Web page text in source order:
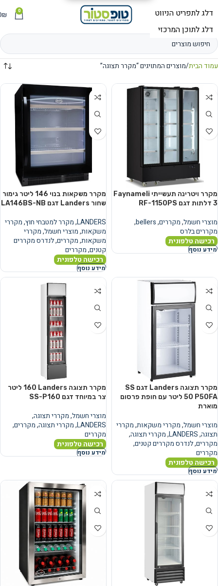
תפריט 0
₪
עמוד הבית מוצרים המתויגים “מקרר תצוגה”
מקרר ויטרינה תעשייתי Faynameli
3 דלתות דגם RF-1150PS
מוצרי חשמל,מקררים,
bellers
,
מקררים בלרס
רכישה טלפונית
מידע נוסף
מקרר משקאות בנוי ‏146 ‏ליטר גימור
שחור Landers דגם LA146BS-NB
LANDERS
,מקרר למטבחי חוץ,מקררי
משקאות,מוצרי חשמל,מקררי
משקאות,מקררים,לנדרס מקררים
קטנים,מקררים
רכישה טלפונית
מידע נוסף
מקרר תצוגה Landers דגם SS
P50FA ‏50 ‏ליטר עם חופת פרסום
מוארת
מוצרי חשמל,מקררי משקאות,מקררי
תצוגה,
LANDERS
,מקררי תצוגה,
מקררים,לנדרס מקררים קטנים,
מקררים
רכישה טלפונית
מידע נוסף
מקרר תצוגה Landers ‏160 ‏ליטר
צר במיוחד דגם SS-P160
מוצרי חשמל,מקררי תצוגה,
LANDERS
,מקררי תצוגה,מקררים,
מקררים
רכישה טלפונית
מידע נוסף